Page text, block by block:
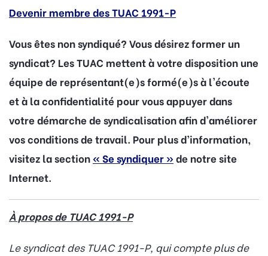
Devenir membre des TUAC 1991-P
Vous êtes non syndiqué? Vous désirez former un
syndicat? Les TUAC mettent à votre disposition une
équipe de représentant(e)s formé(e)s à l'écoute
et à la confidentialité pour vous appuyer dans
votre démarche de syndicalisation afin d'améliorer
vos conditions de travail. Pour plus d’information,
visitez la section« Se syndiquer » de notre site
Internet.
À propos de TUAC 1991-P
Le syndicat des TUAC 1991-P, qui compte plus de